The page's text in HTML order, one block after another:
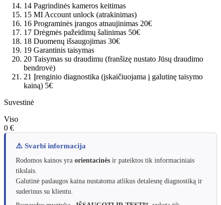
14 Pagrindinės kameros keitimas
15 MI Account unlock (atrakinimas)
16 Programinės įrangos atnaujinimas 20€
17 Drėgmės pažeidimų šalinimas 50€
18 Duomenų išsaugojimas 30€
19 Garantinis taisymas
20 Taisymas su draudimu (franšizę nustato Jūsų draudimo
bendrovė)
21 Įrenginio diagnostika (įskaičiuojama į galutinę taisymo
kainą) 5€
Suvestinė
Viso
0 €
⚠️ Svarbi informacija
Rodomos kainos yra orientacinės ir pateiktos tik informaciniais
tikslais.
Galutinė paslaugos kaina nustatoma atlikus detalesnę diagnostiką ir
suderinus su klientu.